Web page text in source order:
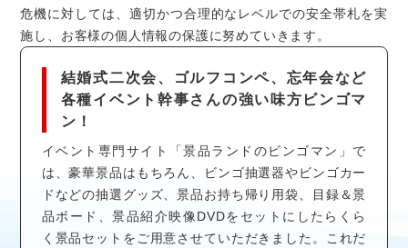
危機に対しては、適切かつ合理的なレベルでの安全帯札を実
施し、お客様の個人情報の保護に努めていきます。
結婚式二次会、ゴルフコンペ、忘年会など
各種イベント幹事さんの強い味方ビンゴマ
ン！
イベント専門サイト「景品ランドのビンゴマン」で
は、豪華景品はもちろん、ビンゴ抽選器やビンゴカー
ドなどの抽選グッズ、景品お持ち帰り用袋、目録＆景
品ボード、景品紹介映像DVDをセットにしたらくら
く景品セットをご用意させていただきました。これだ